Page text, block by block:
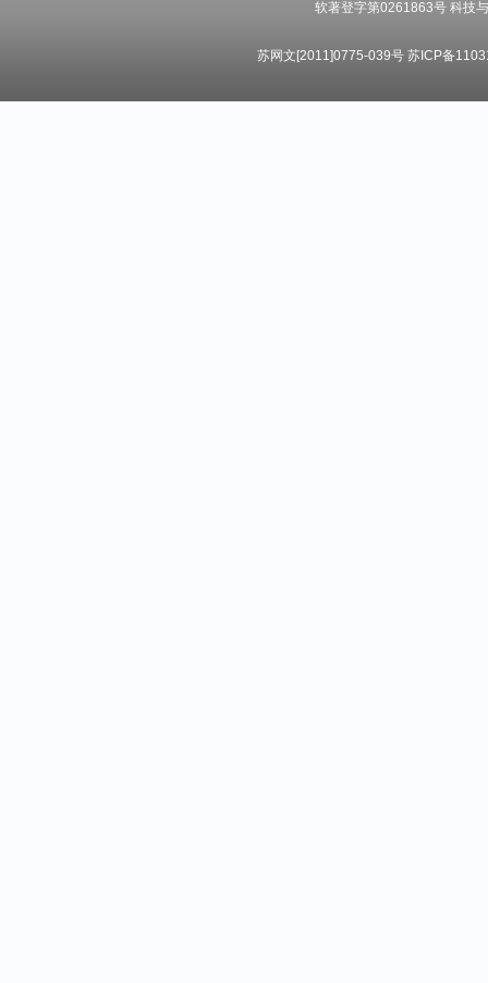
软著登字第0261863号 科技
苏网文[2011]0775-039号 苏ICP备